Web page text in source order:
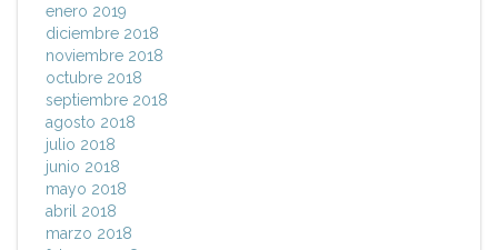
enero 2019
diciembre 2018
noviembre 2018
octubre 2018
septiembre 2018
agosto 2018
julio 2018
junio 2018
mayo 2018
abril 2018
marzo 2018